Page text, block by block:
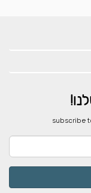
​subscribe